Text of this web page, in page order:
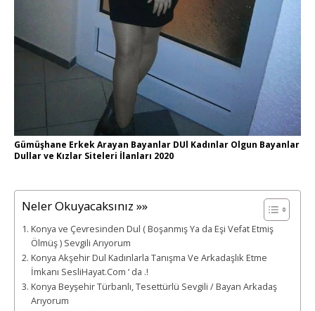
Gümüşhane Erkek Arayan Bayanlar DUl Kadınlar Olgun Bayanlar
Dullar ve Kızlar Siteleri İlanları 2020
Neler Okuyacaksınız »»
Konya ve Çevresinden Dul ( Boşanmış Ya da Eşi Vefat Etmiş
Ölmüş ) Sevgili Arıyorum
Konya Akşehir Dul Kadınlarla Tanışma Ve Arkadaşlık Etme
İmkanı SesliHayat.Com ‘ da .!
Konya Beyşehir Türbanlı, Tesettürlü Sevgili / Bayan Arkadaş
Arıyorum